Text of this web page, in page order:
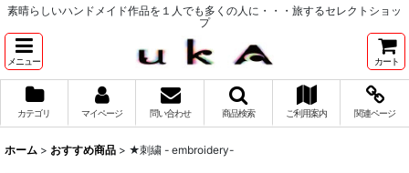
素晴らしいハンドメイド作品を１人でも多くの人に・・・旅するセレクトショッ
プ
メニュー カート
カテゴリ マイページ 問い合わせ 商品検索 ご利用案内 関連ページ
ホーム > おすすめ商品 > ★刺繍 - embroidery-